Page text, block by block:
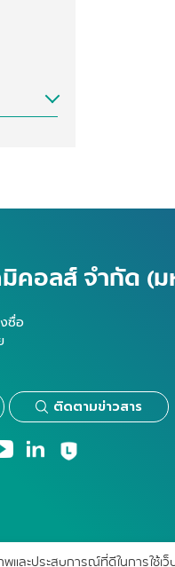
คอลส์ จำกัด (
ซื่อ
ติดตามข่าวสาร
พและประสบการณ์ที่ดีในการใ